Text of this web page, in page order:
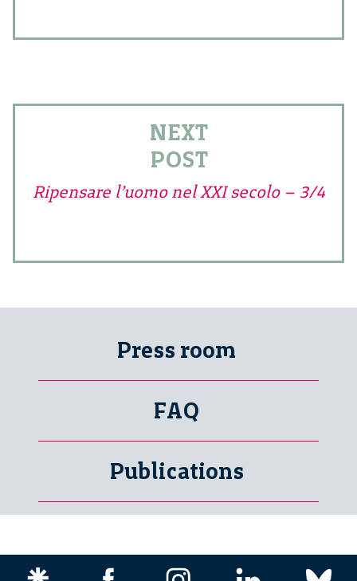
NEXT
POST
Ripensare l’uomo nel XXI secolo – 3/4
Press room
FAQ
Publications